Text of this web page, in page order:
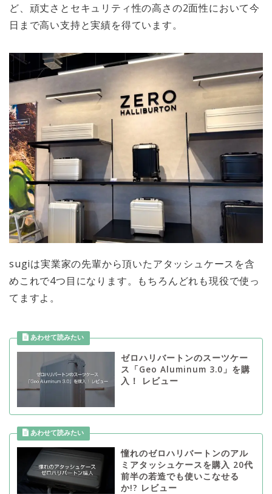
ど、頑丈さとセキュリティ性の高さの2面性において今
日まで高い支持と実績を得ています。
sugiは実業家の先輩から頂いたアタッシュケースを含
めこれで4つ目になります。もちろんどれも現役で使っ
てますよ。
ゼロハリバートンのスーツケー
ス「Geo Aluminum 3.0」を購
入！ レビュー
憧れのゼロハリバートンのアル
ミアタッシュケースを購入 20代
前半の若造でも使いこなせる
か!? レビュー